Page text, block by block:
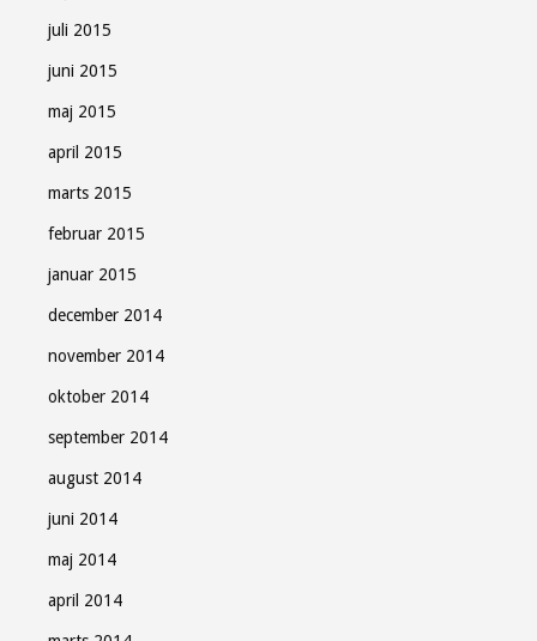
juli 2015
juni 2015
maj 2015
april 2015
marts 2015
februar 2015
januar 2015
december 2014
november 2014
oktober 2014
september 2014
august 2014
juni 2014
maj 2014
april 2014